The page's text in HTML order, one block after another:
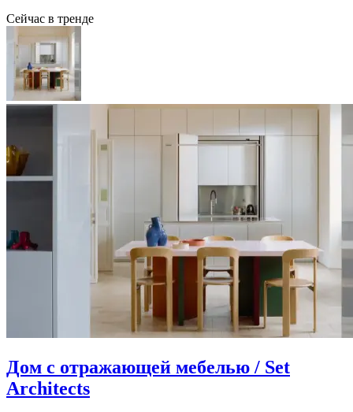
Сейчас в тренде
Дом с отражающей мебелью / Set
Architects